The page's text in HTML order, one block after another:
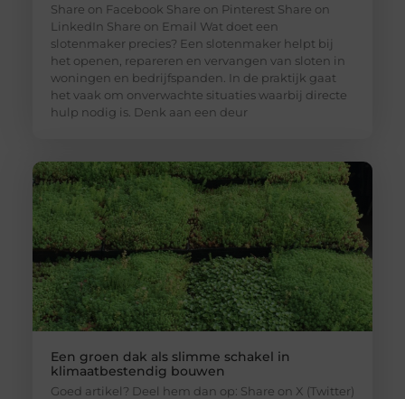
Share on Facebook Share on Pinterest Share on
LinkedIn Share on Email Wat doet een
slotenmaker precies? Een slotenmaker helpt bij
het openen, repareren en vervangen van sloten in
woningen en bedrijfspanden. In de praktijk gaat
het vaak om onverwachte situaties waarbij directe
hulp nodig is. Denk aan een deur
Een groen dak als slimme schakel in
klimaatbestendig bouwen
Goed artikel? Deel hem dan op: Share on X (Twitter)